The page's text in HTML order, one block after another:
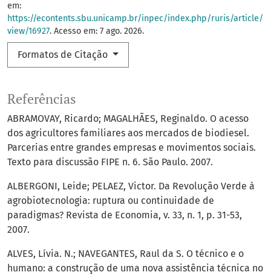
em:
https://econtents.sbu.unicamp.br/inpec/index.php/ruris/article/
view/16927. Acesso em: 7 ago. 2026.
Formatos de Citação
Referências
ABRAMOVAY, Ricardo; MAGALHÃES, Reginaldo. O acesso
dos agricultores familiares aos mercados de biodiesel.
Parcerias entre grandes empresas e movimentos sociais.
Texto para discussão FIPE n. 6. São Paulo. 2007.
ALBERGONI, Leide; PELAEZ, Victor. Da Revolução Verde à
agrobiotecnologia: ruptura ou continuidade de
paradigmas? Revista de Economia, v. 33, n. 1, p. 31-53,
2007.
ALVES, Lívia. N.; NAVEGANTES, Raul da S. O técnico e o
humano: a construção de uma nova assistência técnica no